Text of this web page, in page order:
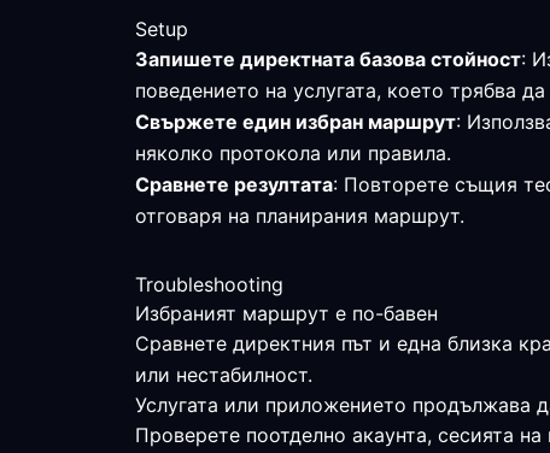
Setup
Запишете директната базова стойност:
поведението на услугата, което трябва да
Свържете един избран маршрут:
няколко протокола или правила.
Сравнете резултата: Повторете същия
отговаря на планирания маршрут.
Troubleshooting
Избраният маршрут е по-бавен
Сравнете директния път и една близка
или нестабилност.
Услугата или приложението продължава
Проверете поотделно акаунта, сесията